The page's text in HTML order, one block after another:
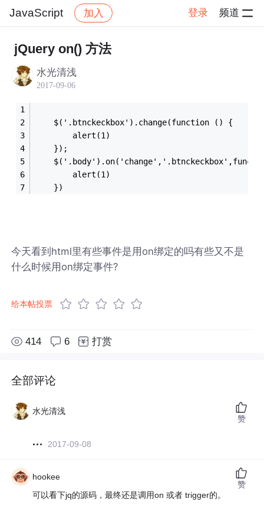
JavaScript 加入 登录 频道
社区 JavaScript
jQuery on() 方法
水光清浅
2017-09-06
    $('.btnckeckbox').change(function () {
        alert(1)
    });
        alert(1)
    })
今天看到html里有些事件是用on绑定的吗有些又不是
什么时候用on绑定事件?
给本帖投票
414 6 打赏
全部评论
水光清浅
2017-09-08
赞
hookee
可以看下jq的源码，最终还是调用on 或者 trigger的。
赞